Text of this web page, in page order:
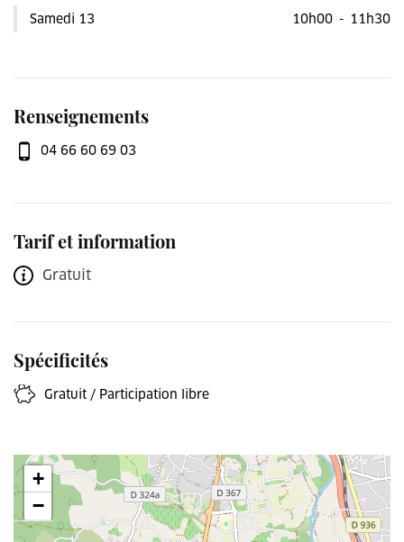
Samedi 13 10h00 - 11h30
Renseignements
04 66 60 69 03
Tarif et information
Gratuit
Spécificités
Gratuit / Participation libre
+
−